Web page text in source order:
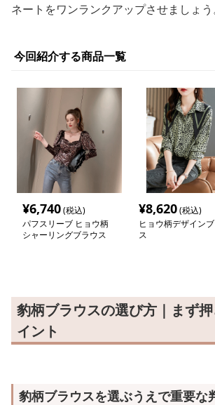
ネートをワンランクアップさせましょう
今回紹介する商品一覧
¥6,740(税込)
パフスリーブ ヒョウ柄
シャーリングブラウス
¥8,620(税込)
ヒョウ柄デザイン
ス
豹柄ブラウスの選び方｜まず
イント
豹柄ブラウスを選ぶうえで重要な